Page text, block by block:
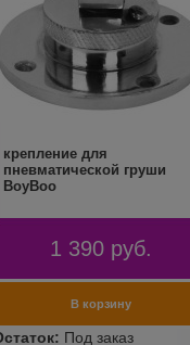
крепление для
пневматической груши
BoyBoo
1 390 руб.